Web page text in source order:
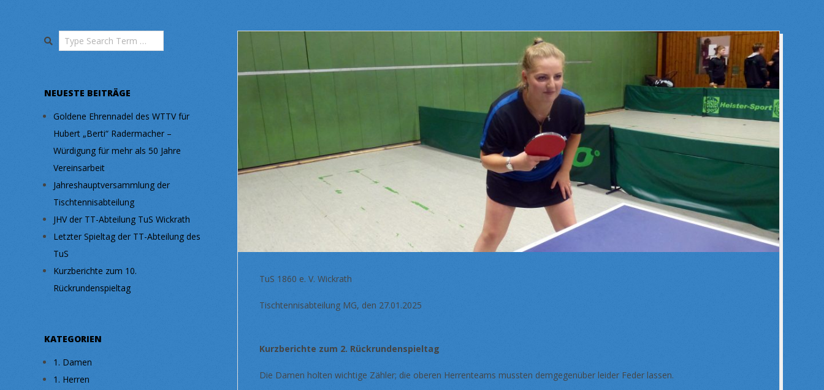
TuS 1860 e. V. Wickrath
Tischtennisabteilung MG, den 27.01.2025
Kurzberichte zum 2. Rückrundenspieltag
Die Damen holten wichtige Zähler; die oberen Herrenteams mussten demgegenüber leider Feder lassen.
Search
NEUESTE BEITRÄGE
Goldene Ehrennadel des WTTV für
Hubert „Berti“ Radermacher –
Würdigung für mehr als 50 Jahre
Vereinsarbeit
Jahreshauptversammlung der
Tischtennisabteilung
JHV der TT-Abteilung TuS Wickrath
Letzter Spieltag der TT-Abteilung des
TuS
Kurzberichte zum 10.
Rückrundenspieltag
KATEGORIEN
1. Damen
1. Herren